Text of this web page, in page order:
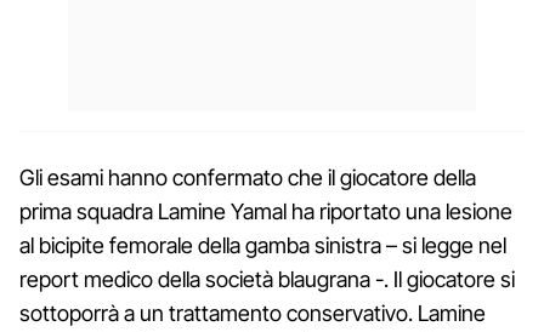
Gli esami hanno confermato che il giocatore della
prima squadra Lamine Yamal ha riportato una lesione
al bicipite femorale della gamba sinistra – si legge nel
report medico della società blaugrana -. Il giocatore si
sottoporrà a un trattamento conservativo. Lamine